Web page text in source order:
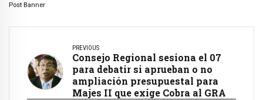
Post Banner
PREVIOUS
Consejo Regional sesiona el 07
para debatir si aprueban o no
ampliación presupuestal para
Majes II que exige Cobra al GRA